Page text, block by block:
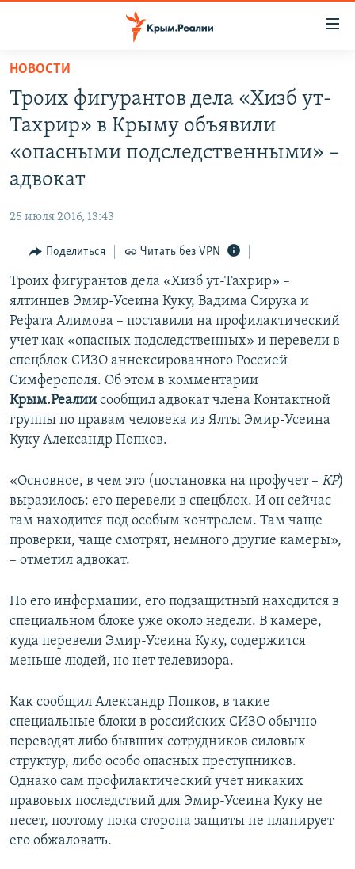
Вернуться
основному
содержанию
Вернутся
главной
Вернутся
поиску
СПЕЦПРОЕКТЫ
ВОДА
ИНФОГРАФИКА
ТЕЛЕПРОЕКТ КРЫМ.РЕАЛИИ
СОВЕТЫ ПРАВОЗАЩИТНИКОВ
ПРОПАВШИЕ БЕЗ ВЕСТИ
ПОБЕДИТЕЛЕЙ НЕ СУДЯТ?
КРЫМ.НЕПОКОРЕННЫЙ
ELIFBE
РАДІО СВОБОДА
КАК ОБОЙТИ БЛОКИРОВКУ
Українською
Qırımtatar
ПРИСОЕДИНЯЙТЕСЬ!
Все сайты RFE/RL
НОВОСТИ
Троих фигурантов дела «Хизб ут-
Тахрир» в Крыму объявили
«опасными подследственными» –
адвокат
25 июля 2016, 13:43
Поделиться Читать без VPN
Троих фигурантов дела «Хизб ут-Тахрир» –
ялтинцев Эмир-Усеина Куку, Вадима Сирука и
Рефата Алимова – поставили на профилактический
учет как «опасных подследственных» и перевели в
спецблок СИЗО аннексированного Россией
Симферополя. Об этом в комментарии
Крым.Реалии сообщил адвокат члена Контактной
группы по правам человека из Ялты Эмир-Усеина
Куку Александр Попков.
«Основное, в чем это (постановка на профучет – КР)
выразилось: его перевели в спецблок. И он сейчас
там находится под особым контролем. Там чаще
проверки, чаще смотрят, немного другие камеры»,
– отметил адвокат.
По его информации, его подзащитный находится в
специальном блоке уже около недели. В камере,
куда перевели Эмир-Усеина Куку, содержится
меньше людей, но нет телевизора.
Как сообщил Александр Попков, в такие
специальные блоки в российских СИЗО обычно
переводят либо бывших сотрудников силовых
структур, либо особо опасных преступников.
Однако сам профилактический учет никаких
правовых последствий для Эмир-Усеина Куку не
несет, поэтому пока сторона защиты не планирует
его обжаловать.